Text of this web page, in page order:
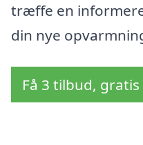
træffe en
din nye
Få 3 tilbud,